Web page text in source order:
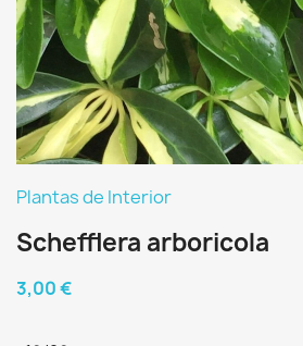
Plantas de Interior
Schefflera arboricola
3,00 €